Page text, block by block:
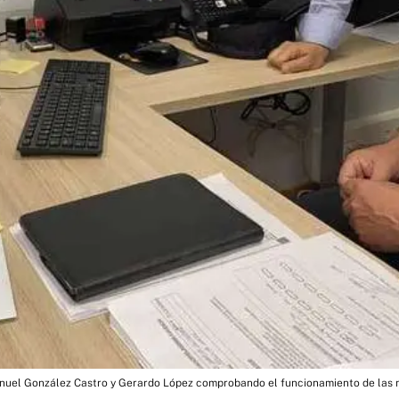
González Castro y Gerardo López comprobando el funcionamiento de